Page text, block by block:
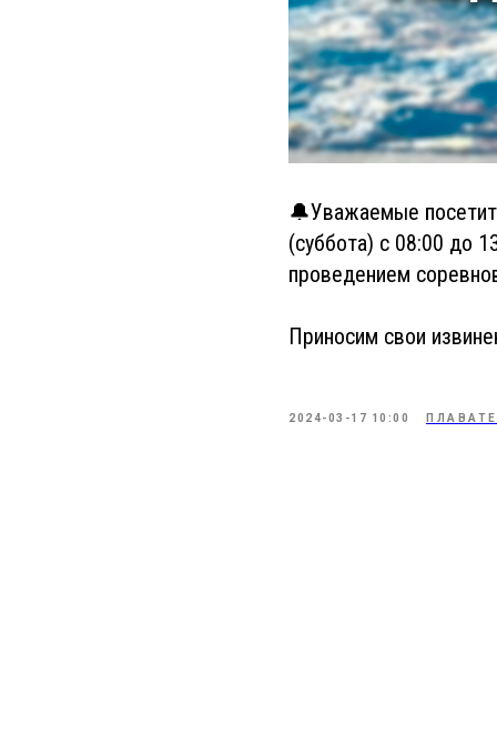
🔔Уважаемые
(суббота) с 08:00 до
проведением
Приносим свои
2024-03-17 10:00